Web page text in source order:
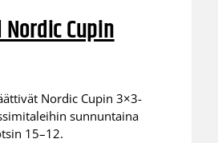
Cupin
Nordic Cupin 3×3-
sunnuntaina
15–12.